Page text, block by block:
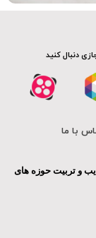
دنبال کنید
با ما
و تربیت حوزه های